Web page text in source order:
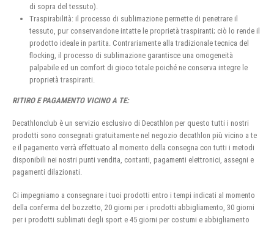
di sopra del tessuto).
Traspirabilità: il processo di sublimazione permette di penetrare il
tessuto, pur conservandone intatte le proprietà traspiranti; ciò lo rende il
prodotto ideale in partita. Contrariamente alla tradizionale tecnica del
flocking, il processo di sublimazione garantisce una omogeneità
palpabile ed un comfort di gioco totale poiché ne conserva integre le
proprietà traspiranti.
RITIRO E PAGAMENTO VICINO A TE:
Decathlonclub è un servizio esclusivo di Decathlon per questo tutti i nostri
prodotti sono consegnati gratuitamente nel negozio decathlon più vicino a te
e il pagamento verrà effettuato al momento della consegna con tutti i metodi
disponibili nei nostri punti vendita, contanti, pagamenti elettronici, assegni e
pagamenti dilazionati.
Ci impegniamo a consegnare i tuoi prodotti entro i tempi indicati al momento
della conferma del bozzetto, 20 giorni per i prodotti abbigliamento, 30 giorni
per i prodotti sublimati degli sport e 45 giorni per costumi e abbigliamento